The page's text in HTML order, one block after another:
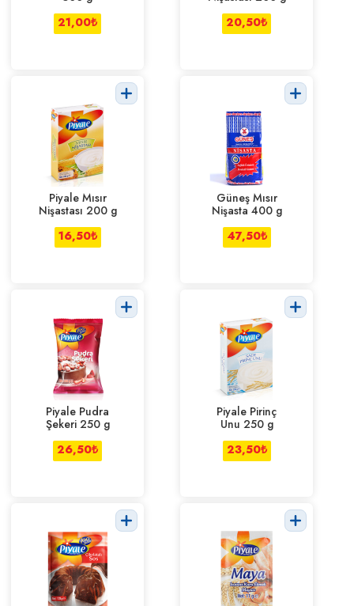
21,00₺
20,50₺
Piyale Mısır
Nişastası 200 g
16,50₺
Güneş Mısır
Nişasta 400 g
47,50₺
Piyale Pudra
Şekeri 250 g
26,50₺
Piyale Pirinç
Unu 250 g
23,50₺